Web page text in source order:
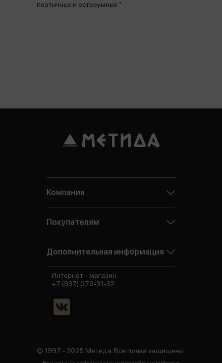
поэтичных и остроумных."
Компания
Покупателям
Дополнительная информация
© 1997 - 2025 Метида. Все права защищены.
Интернет - магазин:
+7 (937) 079-31-32